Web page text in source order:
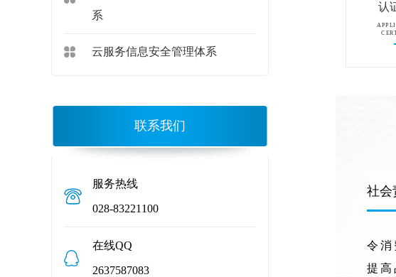
系
云服务信息安全管理体系
联系我们
服务热线
028-83221100
在线QQ
2637587083
认
社会
令消
提